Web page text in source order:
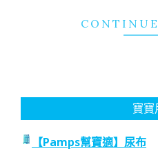
寶寶
【Pamps幫寶適】尿布